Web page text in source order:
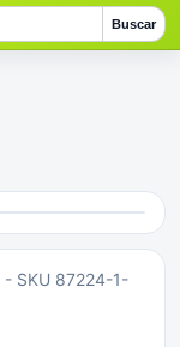
Buscar
- SKU 87224-1-